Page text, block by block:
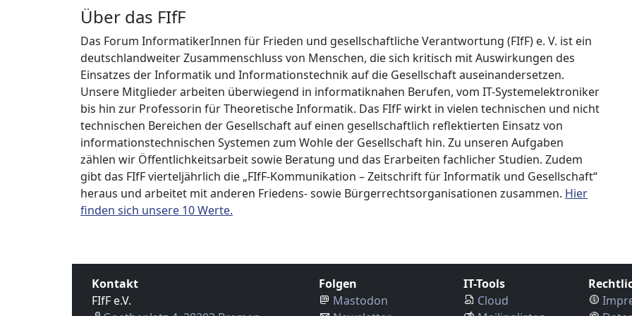
Über das FIfF
Das Forum InformatikerInnen für Frieden und gesellschaftliche Verantwortung (FIfF) e. V. ist ein
deutschlandweiter Zusammenschluss von Menschen, die sich kritisch mit Auswirkungen des
Einsatzes der Informatik und Informationstechnik auf die Gesellschaft auseinandersetzen.
Unsere Mitglieder arbeiten überwiegend in informatiknahen Berufen, vom IT-Systemelektroniker
bis hin zur Professorin für Theoretische Informatik. Das FIfF wirkt in vielen technischen und nicht
technischen Bereichen der Gesellschaft auf einen gesellschaftlich reflektierten Einsatz von
informationstechnischen Systemen zum Wohle der Gesellschaft hin. Zu unseren Aufgaben
zählen wir Öffentlichkeitsarbeit sowie Beratung und das Erarbeiten fachlicher Studien. Zudem
gibt das FIfF vierteljährlich die „FIfF-Kommunikation – Zeitschrift für Informatik und Gesellschaft“
heraus und arbeitet mit anderen Friedens- sowie Bürgerrechtsorganisationen zusammen. Hier
finden sich unsere 10 Werte.
Kontakt
FIfF e.V.
Folgen
Mastodon
IT-Tools
Cloud